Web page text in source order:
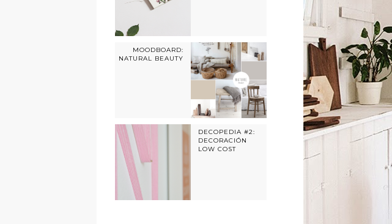
MOODBOARD:
NATURAL BEAUTY
DECOPEDIA #2:
DECORACIÓN
LOW COST